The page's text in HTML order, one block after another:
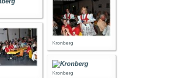
Kronberg
Kronberg